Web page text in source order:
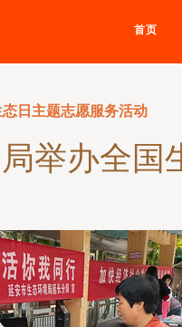
首页
日主题志愿服务活动
举办全国